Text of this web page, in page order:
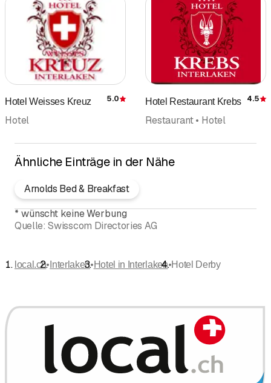
Hotel Weisses Kreuz Bewertung
5.0
Hotel
Hotel Restaurant Krebs 4.5
Restaurant • Hotel
Ähnliche Einträge in der Nähe
Arnolds Bed & Breakfast
* wünscht keine Werbung
Quelle: Swisscom Directories AG
local.ch• Interlaken•Hotel in Interlaken•Hotel Derby